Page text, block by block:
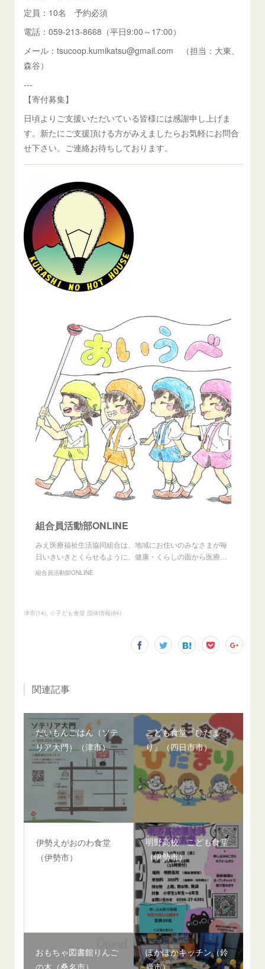
定員：10名 予約必須
電話：059-213-8668（平日9:00～17:00）
メール：tsucoop.kumikatsu@gmail.com （担当：大東、
森谷）
---
【寄付募集】
日頃よりご支援いただいている皆様には感謝申し上げま
す。新たにご支援頂ける方がみえましたらお気軽にお問合
せ下さい。ご連絡お待ちしております。
組合員活動部ONLINE
みえ医療福祉生活協同組合は、地域にお住いのみなさまが毎
日いきいきとくらせるように、健康・くらしの面から医療…
組合員活動部ONLINE
津市(14) ☆子ども食堂 団体情報(84)
関連記事
だいもんごはん（ソテ
リア大門）（津市）
こども食堂『ひだま
り』（四日市市）
伊勢えがおのわ食堂
（伊勢市）
明野高校 こども食堂
（伊勢市）
おもちゃ図書館りんご
の木（桑名市）
ぽかぽかキッチン（鈴
鹿市）